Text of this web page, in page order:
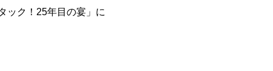
ック！25年目の宴」に